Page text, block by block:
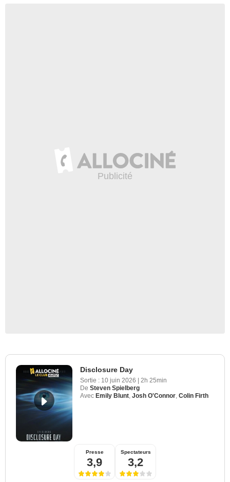
Disclosure Day
Sortie : 10 juin 2026 | 2h 25min
De Steven Spielberg
Avec Emily Blunt Josh O'Connor Colin Firth
Presse
3,9
Spectateurs
3,2